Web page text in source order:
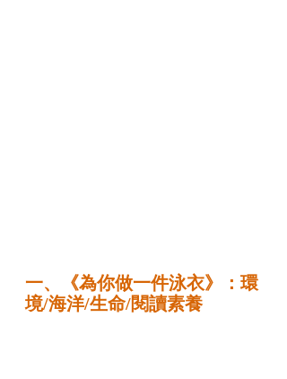
一、《為你做一件泳衣》：環
境/海洋/生命/閱讀素養